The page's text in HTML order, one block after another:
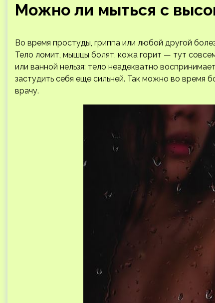
Можно ли мыться с
Во время простуды, гриппа или любой другой
Тело ломит, мышцы болят, кожа горит — тут
или ванной нельзя: тело неадекватно
застудить себя еще сильней. Так можно во время
врачу.